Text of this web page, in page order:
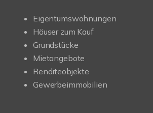
Eigentumswohnungen
Häuser zum Kauf
Grundstücke
Mietangebote
Renditeobjekte
Gewerbeimmobilien